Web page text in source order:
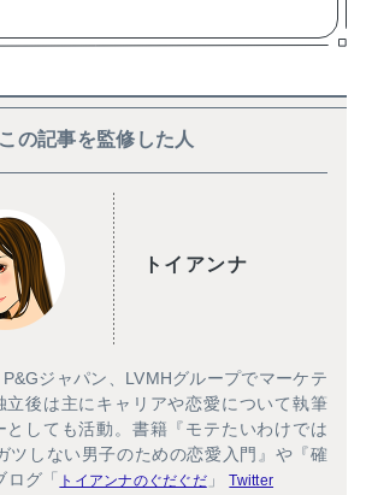
この記事を監修した人
トイアンナ
ジャパン、LVMHグループでマーケテ
立後は主にキャリアや恋愛について執筆
としても活動。書籍『モテたいわけでは
ツしない男子のための恋愛入門』や『確
ログ「 トイアンナのぐだぐだ」Twitter